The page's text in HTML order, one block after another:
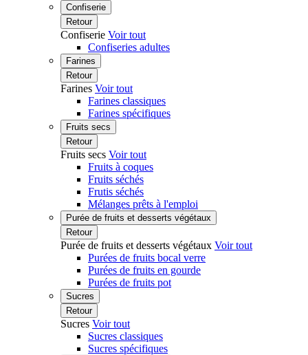
Confiserie
Retour
Confiserie Voir tout
Confiseries adultes
Farines
Retour
Farines Voir tout
Farines classiques
Farines spécifiques
Fruits secs
Retour
Fruits secs Voir tout
Fruits à coques
Fruits séchés
Frutis séchés
Mélanges prêts à l'emploi
Purée de fruits et desserts végétaux
Retour
Purée de fruits et desserts végétaux Voir tout
Purées de fruits bocal verre
Purées de fruits en gourde
Purées de fruits pot
Sucres
Retour
Sucres Voir tout
Sucres classiques
Sucres spécifiques